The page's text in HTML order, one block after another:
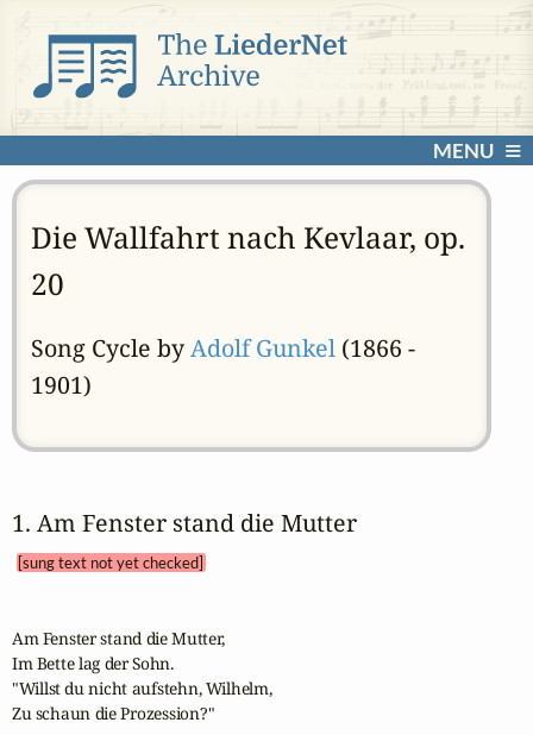
MENU
Die Wallfahrt nach Kevlaar, op.
20
Song Cycle byAdolf Gunkel(1866 -
1901)
1. Am Fenster stand die Mutter
[sung text not yet checked]
Am Fenster stand die Mutter,
Im Bette lag der Sohn.
"Willst du nicht aufstehn, Wilhelm,
Zu schaun die Prozession?"